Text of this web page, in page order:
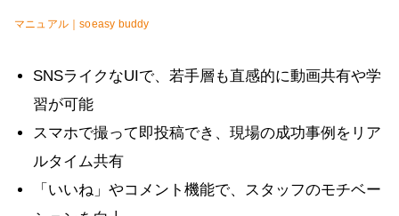
マニュアル｜soeasy buddy
SNSライクなUIで、若手層も直感的に動画共有や学
習が可能
スマホで撮って即投稿でき、現場の成功事例をリア
ルタイム共有
「いいね」やコメント機能で、スタッフのモチベー